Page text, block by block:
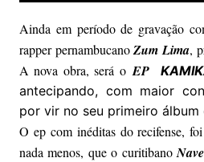
Ainda em período de gravação
rapper pernambucanoZum Lima,
A nova obra, será o EP
antecipando, com maior
por vir no seu primeiro álbum
O ep com inéditas do recifense,
nada menos, que o curitibanoNave